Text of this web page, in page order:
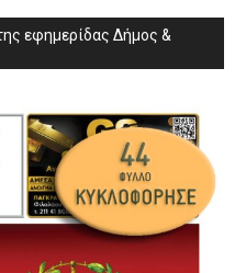
εφημερίδας Δήμος &